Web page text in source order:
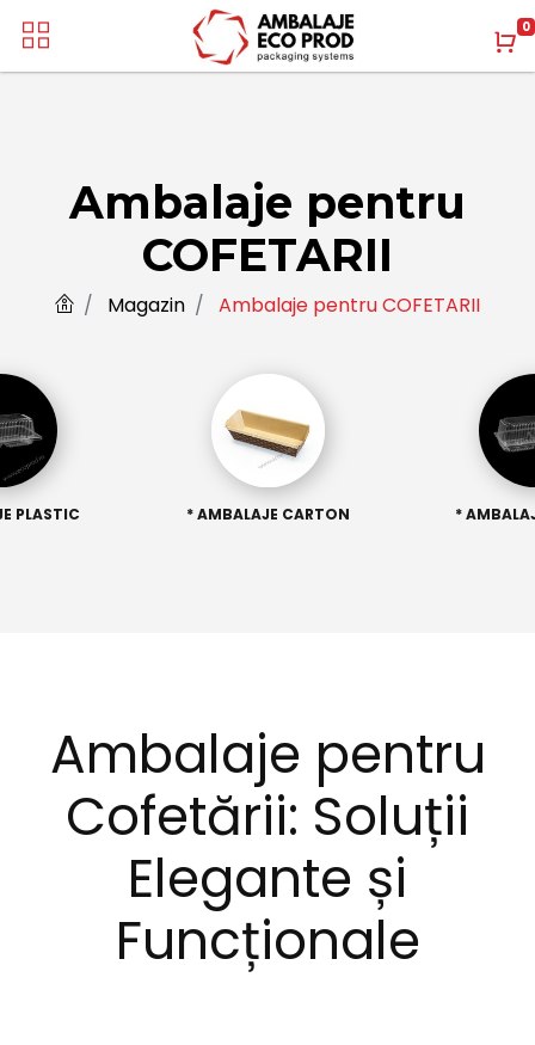
0
Ambalaje pentru
COFETARII
Magazin Ambalaje pentru COFETARII
PLASTIC * AMBALAJE CARTON *
Ambalaje pentru
Cofetării: Soluții
Elegante și
Funcționale